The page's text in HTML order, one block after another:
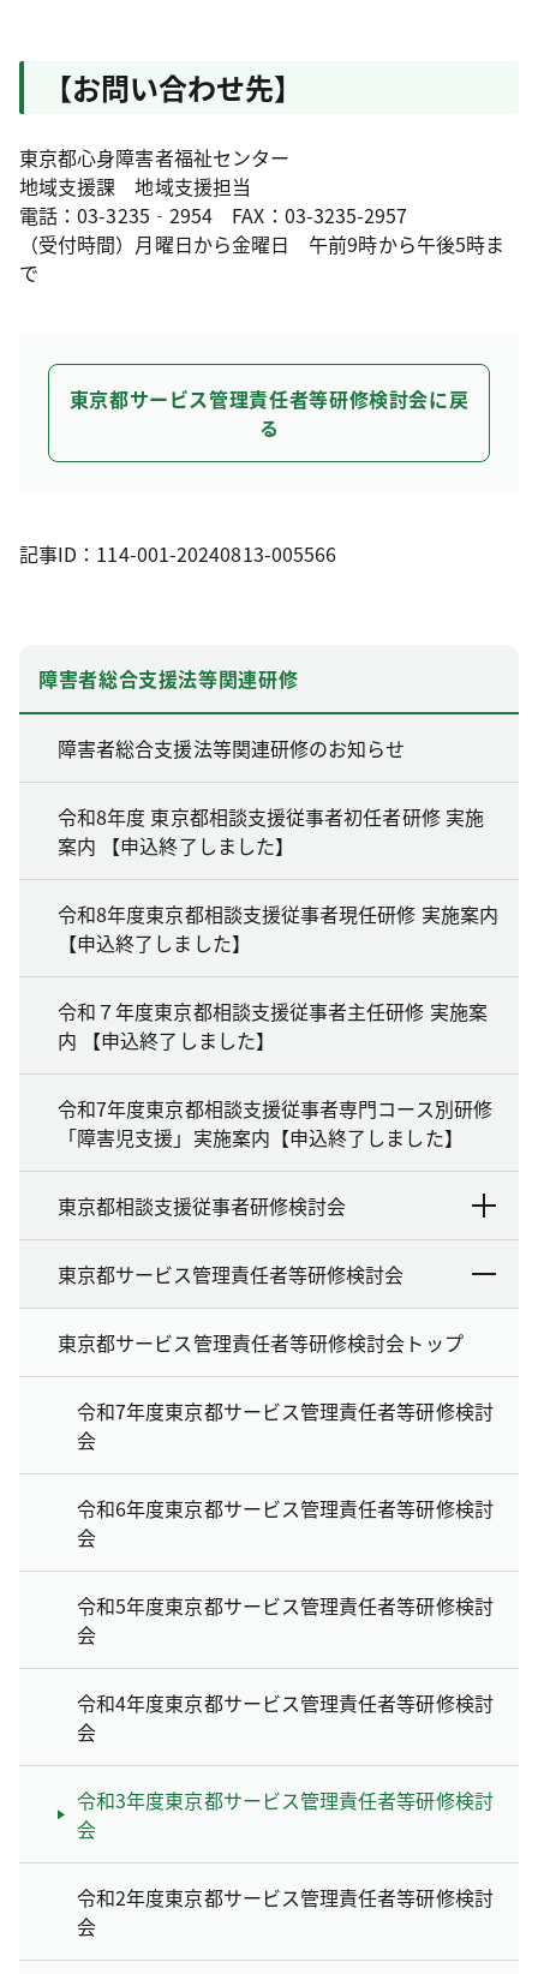
【お問い合わせ先】
東京都心身障害者福祉センター
地域支援課 地域支援担当
電話：03-3235‐2954 FAX：03-3235-2957
（受付時間）月曜日から金曜日 午前9時から午後5時ま
で
東京都サービス管理責任者等研修検討会に戻
る
記事ID：114-001-20240813-005566
障害者総合支援法等関連研修
障害者総合支援法等関連研修のお知らせ
令和8年度 東京都相談支援従事者初任者研修 実施
案内 【申込終了しました】
令和8年度東京都相談支援従事者現任研修 実施案内
【申込終了しました】
令和７年度東京都相談支援従事者主任研修 実施案
内 【申込終了しました】
令和7年度東京都相談支援従事者専門コース別研修
「障害児支援」実施案内【申込終了しました】
東京都相談支援従事者研修検討会
東京都サービス管理責任者等研修検討会
東京都サービス管理責任者等研修検討会トップ
令和7年度東京都サービス管理責任者等研修検討
会
令和6年度東京都サービス管理責任者等研修検討
会
令和5年度東京都サービス管理責任者等研修検討
会
令和4年度東京都サービス管理責任者等研修検討
会
令和3年度東京都サービス管理責任者等研修検討
会
令和2年度東京都サービス管理責任者等研修検討
会